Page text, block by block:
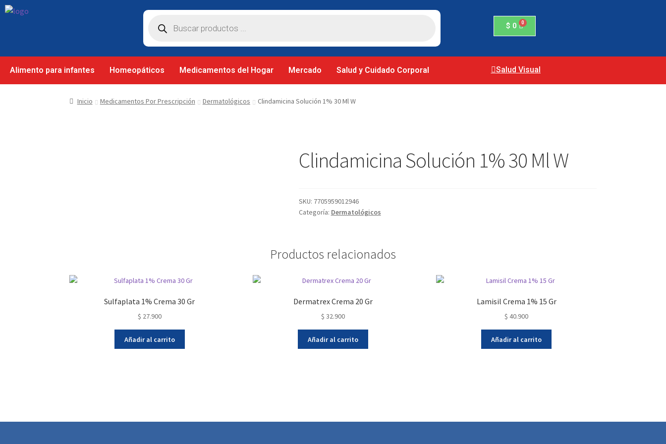
$ 0
Alimento para infantes Homeopáticos Medicamentos del Hogar Mercado Salud y Cuidado Corporal Salud Visual
Inicio Medicamentos Por Prescripción Dermatológicos Clindamicina Solución 1% 30 Ml W
Clindamicina Solución 1% 30 Ml W
SKU: 7705959012946
Categoría: Dermatológicos
Productos relacionados
Sulfaplata 1% Crema 30 Gr
$ 27.900
Añadir al carrito
Dermatrex Crema 20 Gr
$ 32.900
Añadir al carrito
Lamisil Crema 1% 15 Gr
$ 40.900
Añadir al carrito